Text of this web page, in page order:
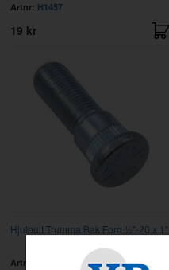
Artnr: H1457
19 kr
Hjulbult Trumma Bak Ford ½"-20 x 1"
Artnr: C5ZZ-1107-A